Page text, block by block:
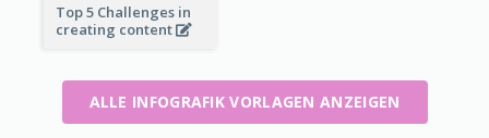
Top 5 Challenges in
creating content
ALLE INFOGRAFIK VORLAGEN ANZEIGEN